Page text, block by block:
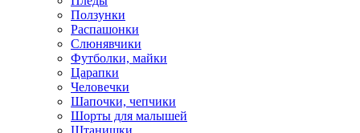
Ползунки
Распашонки
Слюнявчики
Футболки, майки
Царапки
Человечки
Шапочки, чепчики
Шорты для малышей
Штанишки